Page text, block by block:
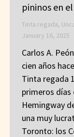
pininos en
Tinta regada,
January 16, 2025
Carlos A.
cien años
Tinta regada
primeros días
Hemingway
una muy
Toronto: los